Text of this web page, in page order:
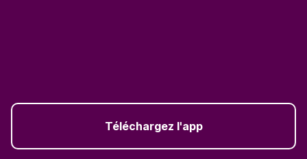
Téléchargez l'app